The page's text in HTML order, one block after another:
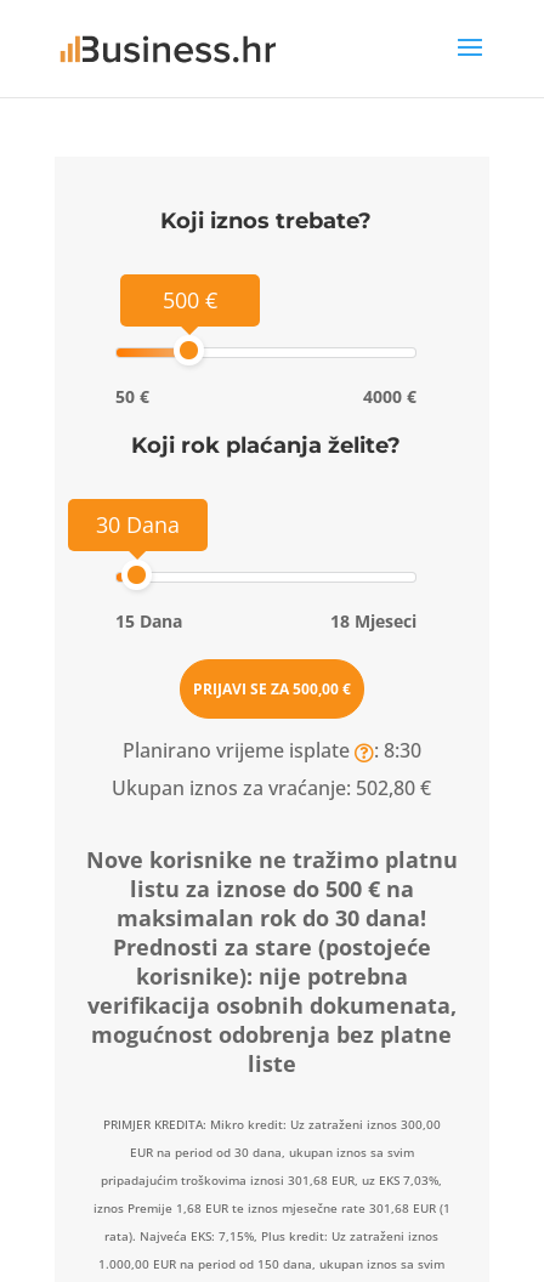
Koji iznos trebate?
500 €
50 € 4000 €
Koji rok plaćanja želite?
30 Dana
15 Dana 18 Mjeseci
PRIJAVI SE ZA500,00 €
Planirano vrijeme isplate
: 8:30
Ukupan iznos za vraćanje: 502,80 €
Nove korisnike ne tražimo platnu
listu za iznose do 500 € na
maksimalan rok do 30 dana!
Prednosti za stare (postojeće
korisnike): nije potrebna
verifikacija osobnih dokumenata,
mogućnost odobrenja bez platne
liste
PRIMJER KREDITA: Mikro kredit: Uz zatraženi iznos 300,00
EUR na period od 30 dana, ukupan iznos sa svim
pripadajućim troškovima iznosi 301,68 EUR, uz EKS 7,03%,
iznos Premije 1,68 EUR te iznos mjesečne rate 301,68 EUR (1
rata). Najveća EKS: 7,15%, Plus kredit: Uz zatraženi iznos
1.000,00 EUR na period od 150 dana, ukupan iznos sa svim